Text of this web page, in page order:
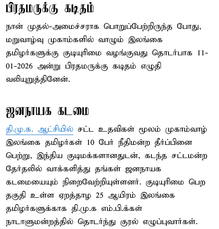
பிரதமருக்கு கடிதம்
நான் முதல்-அமைச்சராக பொறுப்பேற்றிருந்த போது,
மறுவாழ்வு முகாம்களில் வாழும் இலங்கை
தமிழர்களுக்கு குடியுரிமை வழங்குவது தொடர்பாக 11-
01-2026 அன்று பிரதமருக்கு கடிதம் எழுதி
வலியுறுத்தினேன்.
ஜனநாயக கடமை
தி.மு.க. ஆட்சியில் சட்ட உதவிகள் மூலம் முகாம்வாழ்
இலங்கை தமிழர்கள் 10 பேர் நீதிமன்ற தீர்ப்பினை
பெற்று, இந்திய குடிமக்களானதுடன், கடந்த சட்டமன்ற
தேர்தலில் வாக்களித்து தங்கள் ஜனநாயக
கடமையையும் நிறைவேற்றியுள்ளனர். குடியுரிமை பெற
தகுதி உள்ள ஏறத்தாழ 25 ஆயிரம் இலங்கை
தமிழர்களுக்காக தி.மு.க எம்.பி.க்கள்
நாடாளுமன்றத்தில் தொடர்ந்து குரல் எழுப்புவார்கள்.